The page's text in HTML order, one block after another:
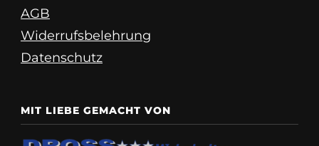
AGB
Widerrufsbelehrung
Datenschutz
MIT LIEBE GEMACHT VON